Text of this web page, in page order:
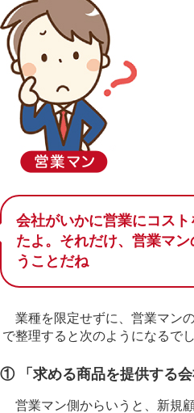
会社がいかに営業にコス
たよ。それだけ、営業マ
うことだね
業種を限定せずに、営業マン
で整理すると次のようになるでし
① 「求める商品を提供する
営業マン側からいうと、新規